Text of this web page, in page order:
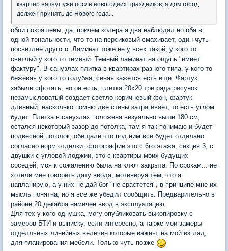
квартир начнут уже после новогодних праздников, а дом город
должен принять до Нового года...
обои покрашены, да, причем колера я два наблюдал но оба в
одной тональности, что то на персиковый смахивает, один чуть
посветлее другого. Ламинат тоже не у всех такой, у кого то
светлый у кого то темный. Темный ламинат на ощупь "имеет
фактуру". В санузлах плитка в квартирах разного типа, у кого то
бежевая у кого то голубая, синяя кажется есть еще. Фартук
забыли сфотать, но он есть, плитка 20х20 три ряда рисунок
незамысловатый создает светло коричневый фон, фартук
длинный, насколько помню две стены затрагивает, то есть углом
будет. Плитка в санузлах положена визуально выше 180 см,
остался некоторый зазор до потолка, там я так понимаю и будет
подвесной потолок, обещали что под ним все будет отделано
согласно норм отделки. фотографии это с 6го этажа, секция 3, с
двушки с угловой лоджии, это с квартиры моих будущих
соседей, моя к сожалению была на ключ закрыта. По срокам... не
хотели мне говорить дату ввода, мотивируя тем, что я
напланирую, а у них не дай бог "не срастется", в принципе мне их
мысль понятна, но я все же убедил сообщить. Предварительно в
районе 20 декабря намечен ввод в эксплуатацию.
Для тех у кого однушка, могу опубликовать выкопировку с
замеров БТИ и выписку, если интересно, а также мои замеры
отделльных линейных величин которые важны, на мой взгляд,
для планирования мебели. Только чуть позже